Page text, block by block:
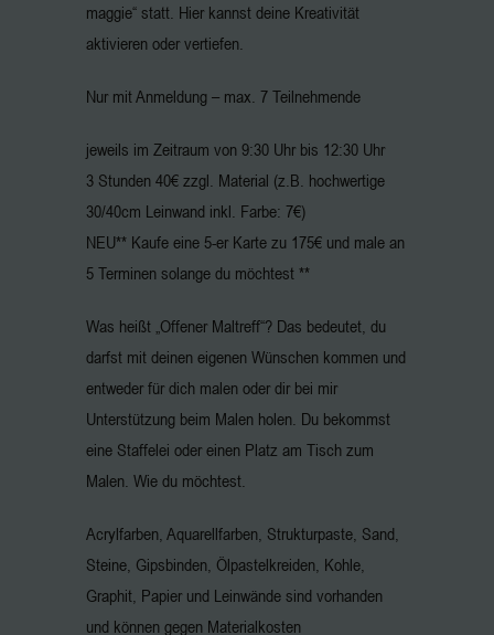
maggie“ statt. Hier kannst deine Kreativität
aktivieren oder vertiefen.
Nur mit Anmeldung – max. 7 Teilnehmende
jeweils im Zeitraum von 9:30 Uhr bis 12:30 Uhr
3 Stunden 40€ zzgl. Material (z.B. hochwertige
30/40cm Leinwand inkl. Farbe: 7€)
NEU** Kaufe eine 5-er Karte zu 175€ und male an
5 Terminen solange du möchtest **
Was heißt „Offener Maltreff“? Das bedeutet, du
darfst mit deinen eigenen Wünschen kommen und
entweder für dich malen oder dir bei mir
Unterstützung beim Malen holen. Du bekommst
eine Staffelei oder einen Platz am Tisch zum
Malen. Wie du möchtest.
Acrylfarben, Aquarellfarben, Strukturpaste, Sand,
Steine, Gipsbinden, Ölpastelkreiden, Kohle,
Graphit, Papier und Leinwände sind vorhanden
und können gegen Materialkosten